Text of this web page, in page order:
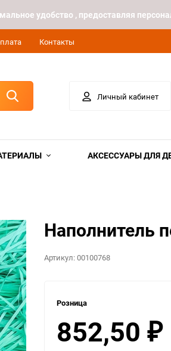
удобство , предоставляя
Контакты
Личный кабинет
АКСЕССУАРЫ ДЛЯ
Наполнитель
Артикул:00100768
Розница
852,50 ₽